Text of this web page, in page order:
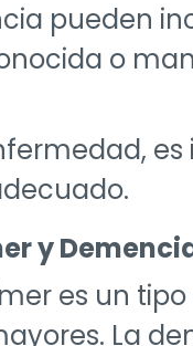
pueden
o
y
es un
La